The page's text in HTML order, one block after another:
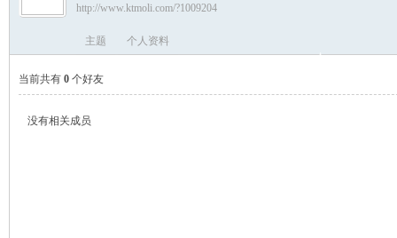
›
http://www.ktmoli.com/?1009204
主题 个人资料
当前共有 0 个好友
没有相关成员